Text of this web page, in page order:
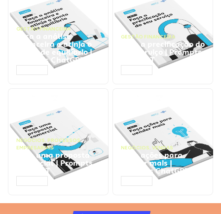
GESTÃO FINANCEIRA
Faça a análise
financeira e atinja o
ponto de equilíbrio |
Prompts ChatGPT
GESTÃO FINANCEIRA
Faça a precificação do
seu serviço | Prompts
ChatGPT
NEGÓCIOS, PROCESSOS
EMPRESARIAIS
Faça uma proposta
comercial | Prompts
ChatGPT
NEGÓCIOS, VENDAS
Faça ações para
vender mais |
Prompts ChatGPT